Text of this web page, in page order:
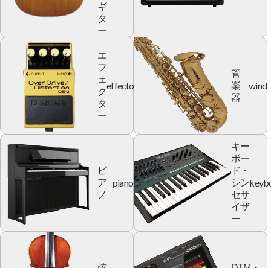
ギ
タ
ー
エ
フ
ェ
ク
タ
ー
effector
管
楽
器
wind
ピ
ア
ノ
piano
キー
ボー
ド・
シン
セサ
イザ
ー